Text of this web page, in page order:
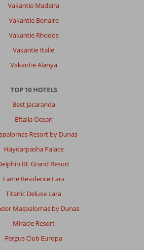
Vakantie Madeira
Vakantie Bonaire
Vakantie Rhodos
Vakantie Italië
Vakantie Alanya
TOP 10 HOTELS
Best Jacaranda
Eftalia Ocean
Resort by Dunas
Haydarpasha Palace
BE Grand Resort
Fame Residence Lara
Titanic Deluxe Lara
Maspalomas by Dunas
Miracle Resort
Fergus Club Europa